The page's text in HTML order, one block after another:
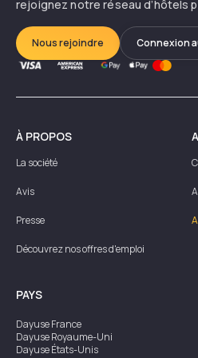
rejoignez notre réseau d’hôtels
Nous rejoindre Connexion
À PROPOS
La société
Avis
Presse
Découvrez nos offres d'emploi
PAYS
DayuseFrance
DayuseRoyaume-Uni
DayuseÉtats-Unis